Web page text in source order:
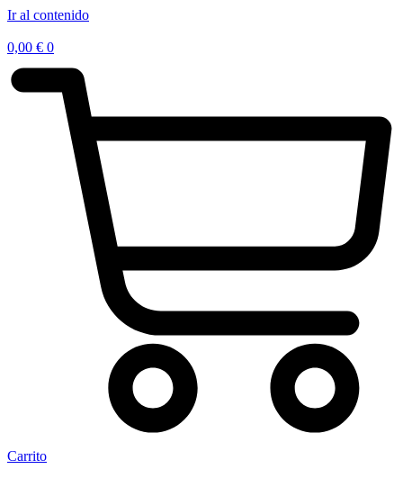
Ir al contenido
0,00 € 0
Carrito